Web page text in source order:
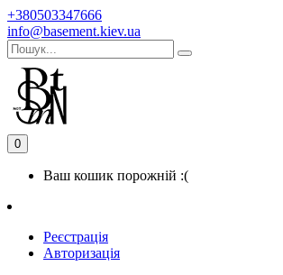
+380503347666
info@basement.kiev.ua
0
Ваш кошик порожній :(
Реєстрація
Авторизація